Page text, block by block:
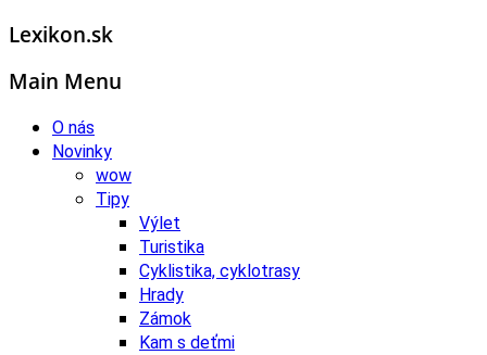
Lexikon.sk
Main Menu
O nás
Novinky
wow
Tipy
Výlet
Turistika
Cyklistika, cyklotrasy
Hrady
Zámok
Kam s deťmi